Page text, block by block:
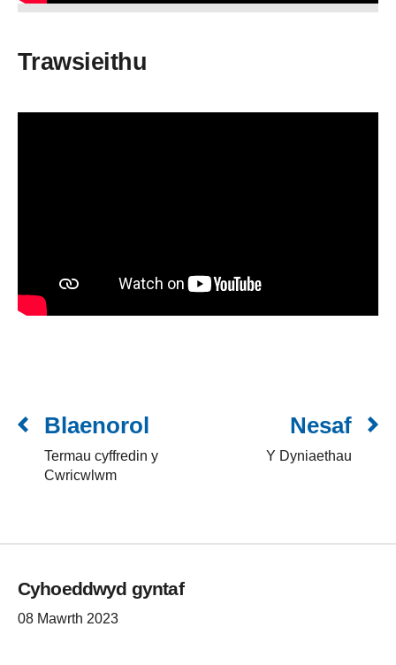
Trawsieithu
Blaenorol
Termau cyffredin y
Cwricwlwm
Nesaf
Y Dyniaethau
Cyhoeddwyd gyntaf
08 Mawrth 2023